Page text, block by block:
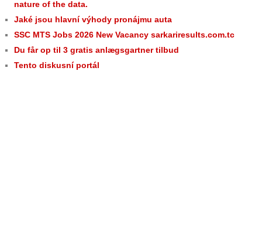
nature of the data.
Jaké jsou hlavní výhody pronájmu auta
SSC MTS Jobs 2026 New Vacancy sarkariresults.com.tc
Du får op til 3 gratis anlægsgartner tilbud
Tento diskusní portál